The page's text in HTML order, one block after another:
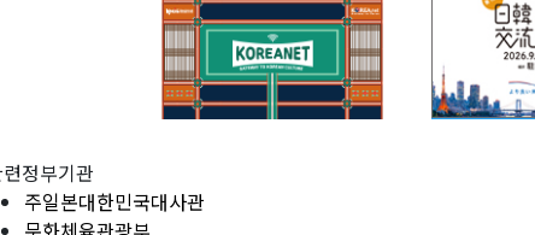
정부기관
주일본대한민국대사관